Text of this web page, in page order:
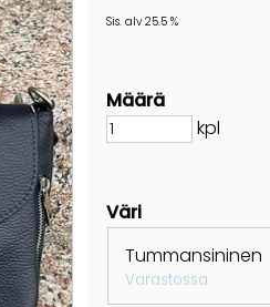
Sis. alv 25.5 %
Määrä
kpl
Väri
Tummansininen
Varastossa